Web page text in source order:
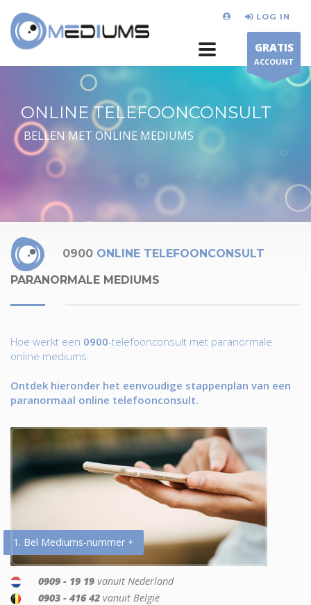
LOG IN
GRATIS
ACCOUNT
ONLINE TELEFOONCONSULT
BELLEN MET ONLINE MEDIUMS
0900 ONLINE TELEFOONCONSULT
PARANORMALE MEDIUMS
Hoe werkt een 0900-telefoonconsult met paranormale
online mediums.
Ontdek hieronder het eenvoudige stappenplan van een
paranormaal online telefoonconsult.
1. Bel Mediums-nummer +
0909 - 19 19 vanuit Nederland
0903 - 416 42 vanuit België